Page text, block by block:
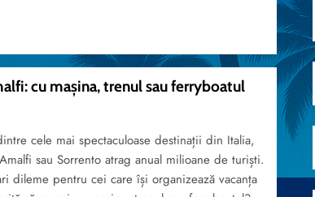
cu mașina, trenul sau ferryboatul
cele mai spectaculoase destinații din Italia,
sau Sorrento atrag anual milioane de turiști.
dileme pentru cei care își organizează vacanța